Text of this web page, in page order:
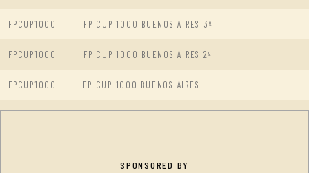
FPCUP1000 FP CUP 1000 BUENOS AIRES 3º
FPCUP1000 FP CUP 1000 BUENOS AIRES 2º
FPCUP1000 FP CUP 1000 BUENOS AIRES
SPONSORED BY